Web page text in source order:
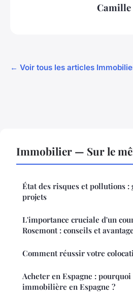
Camille
← Voir tous les articles
Immobilier — Sur le
État des risques et pollutions
projets
L'importance cruciale d'un
Rosemont : conseils et
Comment réussir votre
Acheter en Espagne :
immobilière en Espagne ?